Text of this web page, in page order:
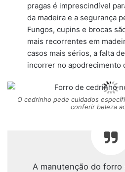
pragas é imprescindível
da madeira e a segurança
Fungos, cupins e brocas
mais recorrentes em
casos mais sérios, a falta
incorrer no apodrecimento
O cedrinho pede cuidados
conferir beleza
A manutenção do forro